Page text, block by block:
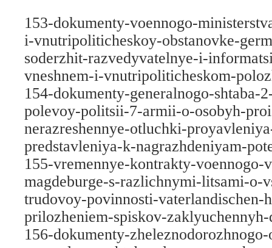
153-dokumenty-voennogo-
i-vnutripoliticheskoy-obstanovke-
soderzhit-razvedyvatelnye-i-
vneshnem-i-vnutripoliticheskom-
154-dokumenty-generalnogo-shtaba-
polevoy-politsii-7-armii-o-osobyh-
nerazreshennye-otluchki-
predstavleniya-k-nagrazhdeniyam-
155-vremennye-kontrakty-voennogo-
magdeburge-s-razlichnymi-litsami-o-
trudovoy-povinnosti-vaterlandischen-
prilozheniem-spiskov-
156-dokumenty-